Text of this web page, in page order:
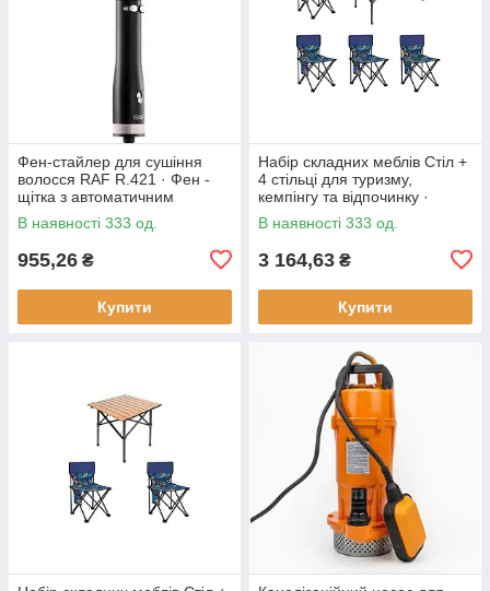
Фен-стайлер для сушіння
волосся RAF R.421 · Фен -
щітка з автоматичним
обертанням насадок, 1000 Вт
В наявності 333 од.
955,26 ₴
Купити
Набір складних меблів Стіл +
4 стільці для туризму,
кемпінгу та відпочинку ·
Металевий каркас
В наявності 333 од.
3 164,63 ₴
Купити